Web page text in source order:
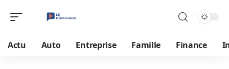
Actu Auto Entreprise Famille Finance